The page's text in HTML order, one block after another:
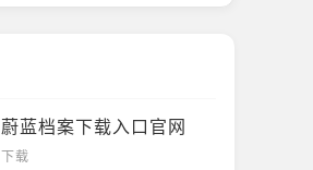
蔚蓝档案下载入口官网
下载